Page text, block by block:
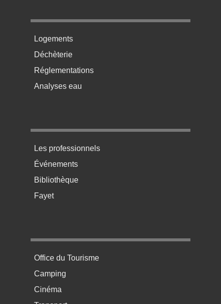
Menu pratique bas de page 2
Logements
Déchèterie
Réglementations
Analyses eau
Menu pratique bas de page 3
Les professionnels
Événements
Bibliothèque
Fayet
Menu pratique bas de page 4
Office du Tourisme
Camping
Cinéma